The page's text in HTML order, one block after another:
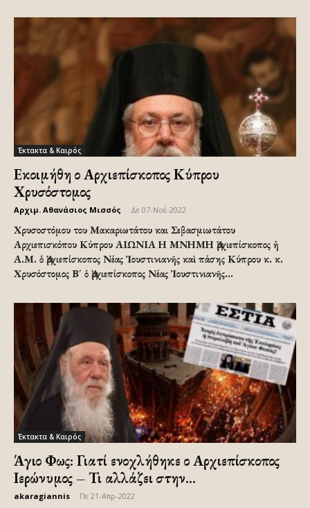
Έκτακτα & Καιρός
Εκοιμήθη ο Αρχιεπίσκοπος Κύπρου
Χρυσόστομος
Αρχιμ. Αθανάσιος Μισσός Δε 07-Νοέ-2022
Χρυσοστόμου του Μακαριωτάτου και Σεβασμιωτάτου
Αρχιεπισκόπου Κύπρου ΑΙΩΝΙΑ Η ΜΝΗΜΗ Ἀρχιεπίσκοπος ἡ
Α.Μ. ὁ Ἀρχιεπίσκοπος Νέας Ἰουστινιανῆς καὶ πάσης Κύπρου κ. κ.
Χρυσόστομος Β´ ὁ Ἀρχιεπίσκοπος Νέας Ἰουστινιανῆς...
Έκτακτα & Καιρός
Άγιο Φως: Γιατί ενοχλήθηκε ο Αρχιεπίσκοπος
Ιερώνυμος – Τι αλλάζει στην...
akaragiannis Πε 21-Απρ-2022